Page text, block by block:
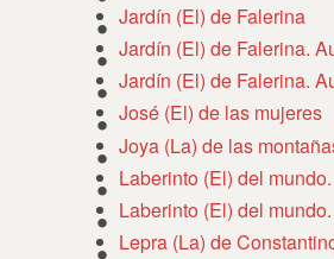
Jardín (El) de Falerina
Jardín (El) de Falerina.
Jardín (El) de Falerina.
José (El) de las mujeres
Joya (La) de las
Laberinto (El) del
Laberinto (El) del
Lepra (La) de